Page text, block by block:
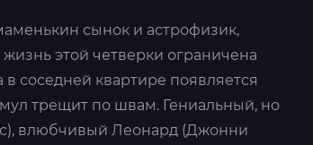
сынок и астрофизик,
этой четверки ограничена
соседней квартире появляется
трещит по швам. Гениальный, но
влюбчивый Леонард (Джонни